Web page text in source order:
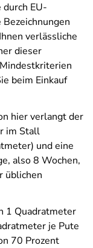
EU-
verlässliche
dieser
beim Einkauf
hier verlangt der
im Stall
und eine
also 8 Wochen,
üblichen
1 Quadratmeter
je Pute
70 Prozent